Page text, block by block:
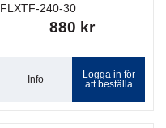
FLXTF-240-30
880 kr
Info
Logga in för
att beställa